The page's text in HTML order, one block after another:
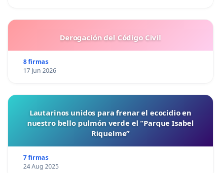
Derogación del Código Civil
8 firmas
17 Jun 2026
Lautarinos unidos para frenar el ecocidio en
nuestro bello pulmón verde el “Parque Isabel
Riquelme”
7 firmas
24 Aug 2025